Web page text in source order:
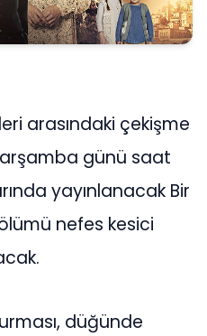
arasındaki çekişme
günü saat
yayınlanacak Bir
nefes kesici
düğünde